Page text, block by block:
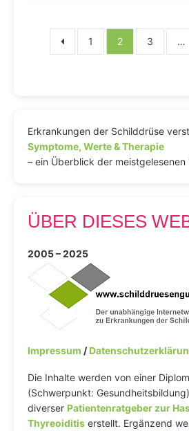
der
1 2 3 …
Erkrankungen der Schilddrüse
Symptome, Werte & Therapie
– ein Überblick der meistgelesenen
ÜBER DIESES
2005 – 2025
Impressum /
Die Inhalte werden von einer
(Schwerpunkt:
diverser Patientenratgeber zur
Thyreoiditis erstellt. Ergänzend